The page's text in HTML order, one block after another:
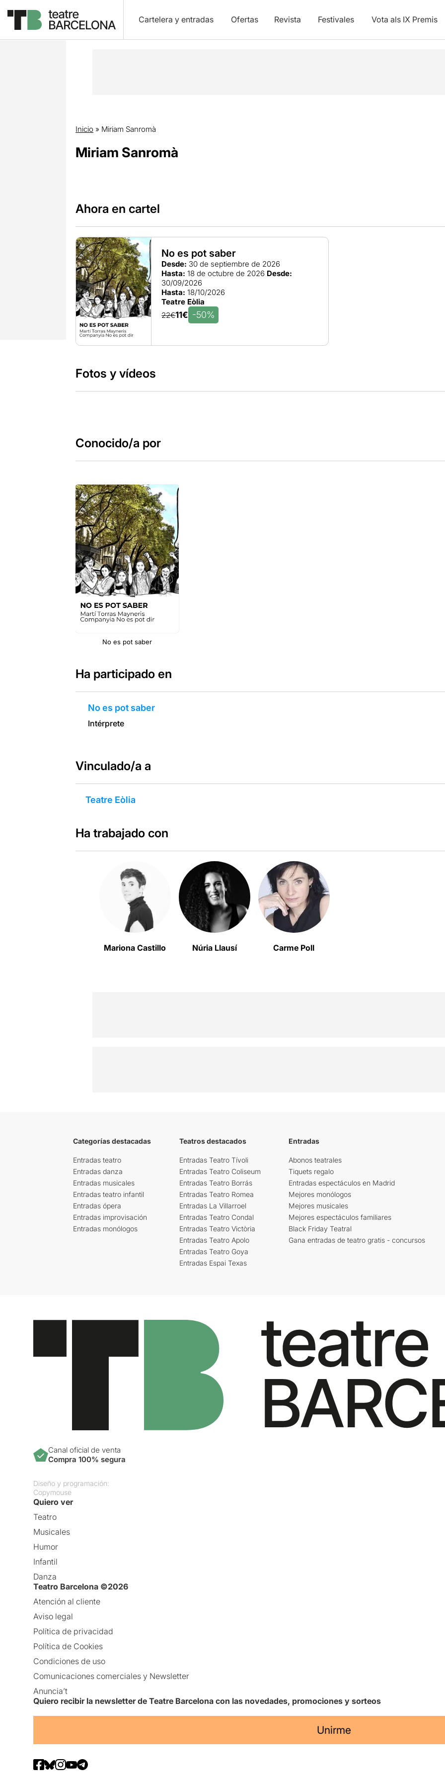
Cartelera y entradas Ofertas Revista Festivales Vota als IX Premis
Inicio » Miriam Sanromà
Miriam Sanromà
Ahora en cartel
No es pot saber
Desde: 30 de septiembre de 2026
Hasta: 18 de octubre de 2026 Desde:
30/09/2026
Hasta: 18/10/2026
Teatre Eòlia
22€11€ -50%
Fotos y vídeos
Conocido/a por
No es pot saber
Ha participado en
No es pot saber
Intérprete
Vinculado/a a
Teatre Eòlia
Ha trabajado con
Mariona Castillo Núria Llausí Carme Poll
Categorías destacadas
Entradas teatro
Entradas danza
Entradas musicales
Entradas teatro infantil
Entradas ópera
Entradas improvisación
Entradas monólogos
Teatros destacados
Entradas Teatro Tívoli
Entradas Teatro Coliseum
Entradas Teatro Borrás
Entradas Teatro Romea
Entradas La Villarroel
Entradas Teatro Condal
Entradas Teatro Victòria
Entradas Teatro Apolo
Entradas Teatro Goya
Entradas Espai Texas
Entradas
Abonos teatrales
Tiquets regalo
Entradas espectáculos en Madrid
Mejores monólogos
Mejores musicales
Mejores espectáculos familiares
Black Friday Teatral
Gana entradas de teatro gratis - concursos
Canal oficial de venta
Compra 100% segura
Diseño y programación:
Copymouse
Quiero ver
Teatro
Musicales
Humor
Infantil
Danza
Teatro Barcelona ©2026
Atención al cliente
Aviso legal
Política de privacidad
Política de Cookies
Condiciones de uso
Comunicaciones comerciales y Newsletter
Anuncia’t
Quiero recibir la newsletter de Teatre Barcelona con las novedades, promociones y sorteos
Unirme